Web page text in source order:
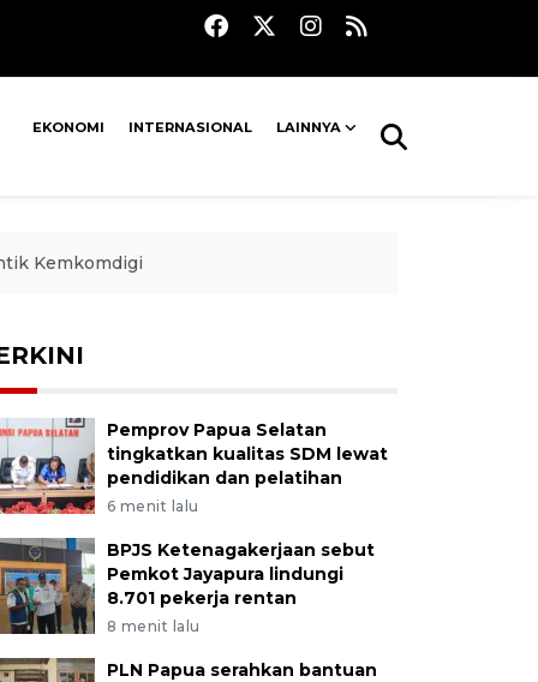
EKONOMI INTERNASIONAL LAINNYA
Kemkomdigi
Pemprov Papua Selatan
tingkatkan kualitas SDM lewat
pendidikan dan pelatihan
6 menit lalu
BPJS Ketenagakerjaan sebut
Pemkot Jayapura lindungi
8.701 pekerja rentan
8 menit lalu
PLN Papua serahkan bantuan